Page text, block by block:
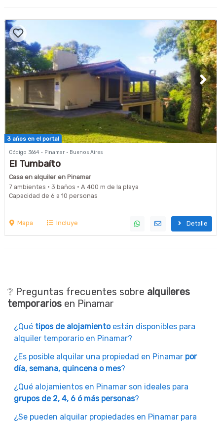
3 años en el portal
Código 3664 · Pinamar · Buenos Aires
El Tumbaíto
Casa en alquiler en Pinamar
7 ambientes · 3 baños · A 400 m de la playa
Capacidad de 6 a 10 personas
Mapa Incluye Detalle
❔ Preguntas frecuentes sobre alquileres
temporarios en Pinamar
¿Qué tipos de alojamientoestán disponibles para
alquiler temporario en Pinamar?
¿Es posible alquilar una propiedad en Pinamar por
día, semana, quincena o mes?
¿Qué alojamientos en Pinamar son ideales para
grupos de 2, 4, 6 ó más personas?
¿Se pueden alquilar propiedades en Pinamar para